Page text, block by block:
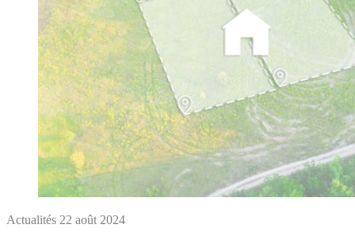
Actualités 22 août 2024